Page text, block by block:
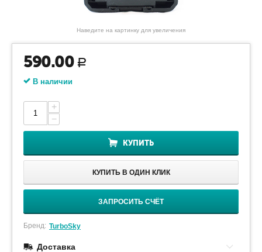
Наведите на картинку для увеличения
590.00 Р
В наличии
+
−
КУПИТЬ
КУПИТЬ В ОДИН КЛИК
ЗАПРОСИТЬ СЧЁТ
Бренд: TurboSky
Доставка